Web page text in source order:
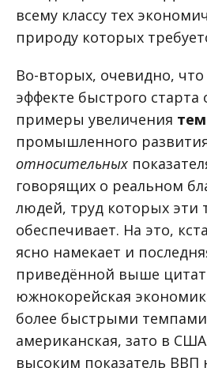
всему классу тех
природу которых
Во-вторых, очевидно,
эффекте быстрого
примеры увеличения
промышленного
относительных
говорящих о реальном
людей, труд которых эти
обеспечивает. На это,
ясно намекает и
приведённой выше
южнокорейская
более быстрыми
американская, зато в
высоким показатель ВВП